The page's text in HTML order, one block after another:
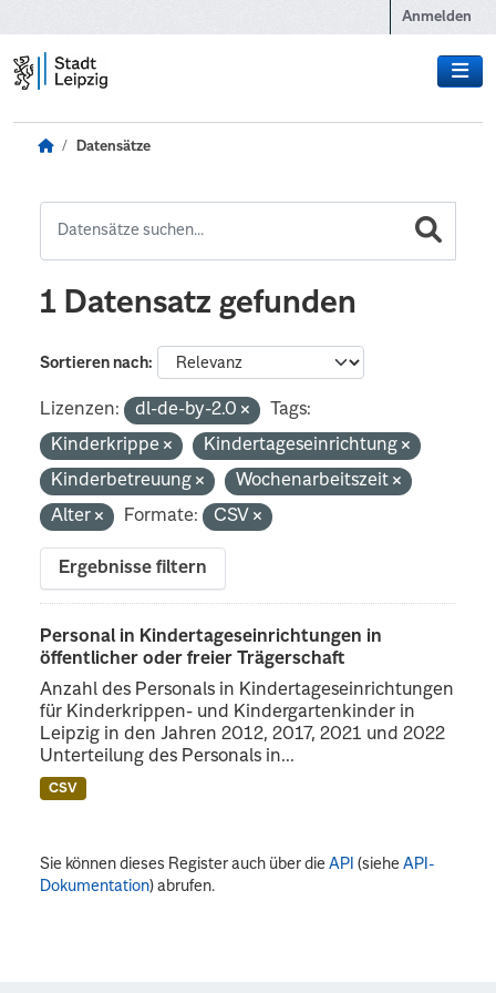
Anmelden
Datensätze
1 Datensatz gefunden
Sortieren nach
Lizenzen: dl-de-by-2.0
Tags:
Kinderkrippe
Kindertageseinrichtung
Kinderbetreuung
Wochenarbeitszeit
Alter
Formate: CSV
Ergebnisse filtern
Personal in Kindertageseinrichtungen in
öffentlicher oder freier Trägerschaft
Anzahl des Personals in Kindertageseinrichtungen
für Kinderkrippen- und Kindergartenkinder in
Leipzig in den Jahren 2012, 2017, 2021 und 2022
Unterteilung des Personals in...
CSV
Sie können dieses Register auch über dieAPI (sieheAPI-
Dokumentation) abrufen.